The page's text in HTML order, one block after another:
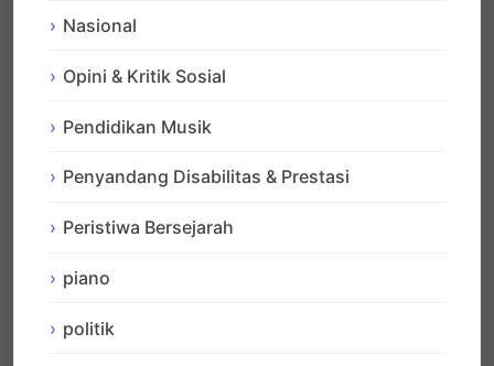
Nasional
Opini & Kritik Sosial
Pendidikan Musik
Penyandang Disabilitas & Prestasi
Peristiwa Bersejarah
piano
politik